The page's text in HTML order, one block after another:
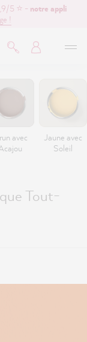
5 ⭐ - notre appli
!
avec
Jaune avec
Soleil
Tout-